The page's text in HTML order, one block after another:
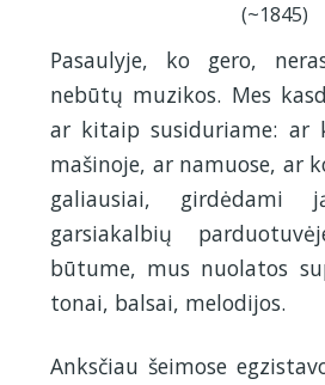
(~1845)
Pasaulyje, ko gero,
nebūtų muzikos. Mes
ar kitaip susiduriame: ar
mašinoje, ar namuose, ar
galiausiai,
garsiakalbių
būtume, mus nuolatos
tonai, balsai, melodijos.
Anksčiau šeimose